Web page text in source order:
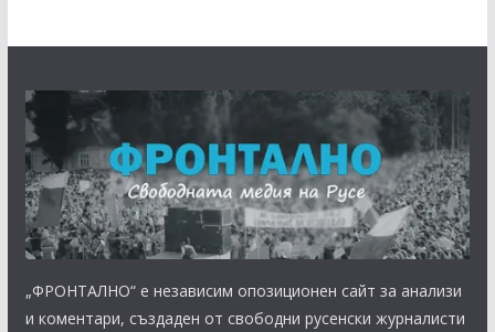
„ФРОНТАЛНО“ е независим опозиционен сайт за анализи
и коментари, създаден от свободни русенски журналисти